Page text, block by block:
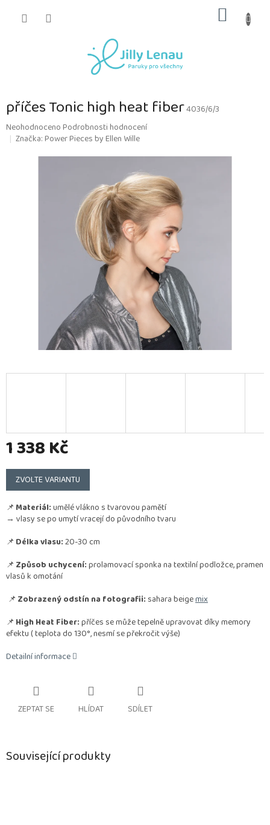
KOŠÍK
příčes Tonic high heat fiber4036/6/3
Průměrné
hodnocení
NeohodnocenoPodrobnosti hodnocení
Značka:Power Pieces by Ellen Wille
1 338 Kč
Měrná
cena:
ZVOLTE VARIANTU
📌Materiál:umělé vlákno s tvarovou pamětí
→ vlasy se po umytí vracejí do původního tvaru
📌Délka vlasu:20-30 cm
📌Způsob uchycení:prolamovací sponka na textilní podložce, pramen
vlasů k omotání
📌Zobrazený odstín na fotografii: sahara beigemix
📌High Heat Fiber:příčes se může tepelně upravovat díky memory
efektu( teplota do 130°, nesmí se překročit výše)
Detailní informace
ZEPTAT SE HLÍDAT SDÍLET
Související produkty